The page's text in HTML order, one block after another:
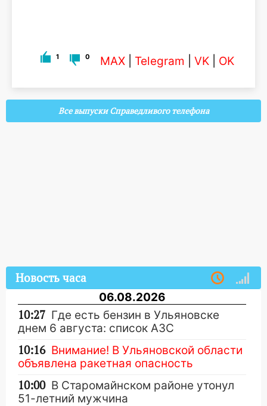
1 0 MAX Telegram VK OK
Все выпуски Справедливого телефона
Новость часа
06.08.2026
10:27 Где есть бензин в Ульяновске
днем 6 августа: список АЗС
10:16 Внимание! В Ульяновской области
объявлена ракетная опасность
10:00 В Старомайнском районе утонул
51-летний мужчина